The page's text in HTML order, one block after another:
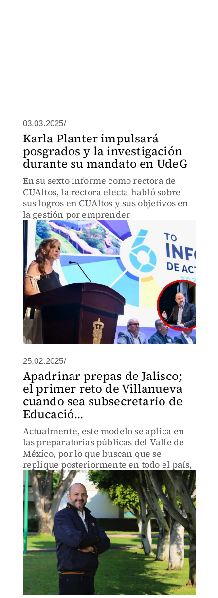
03.03.2025/
Karla Planter impulsará
posgrados y la investigación
durante su mandato en UdeG
En su sexto informe como rectora de
CUAltos, la rectora electa habló sobre
sus logros en CUAltos y sus objetivos en
la gestión por emprender
25.02.2025/
Apadrinar prepas de Jalisco;
el primer reto de Villanueva
cuando sea subsecretario de
Educació...
Actualmente, este modelo se aplica en
las preparatorias públicas del Valle de
México, por lo que buscan que se
replique posteriormente en todo el país,